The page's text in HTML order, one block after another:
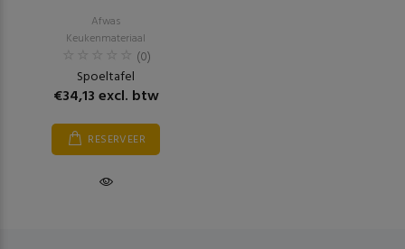
Afwas
Keukenmateriaal
(0)
Spoeltafel
€34,13 excl. btw
RESERVEER